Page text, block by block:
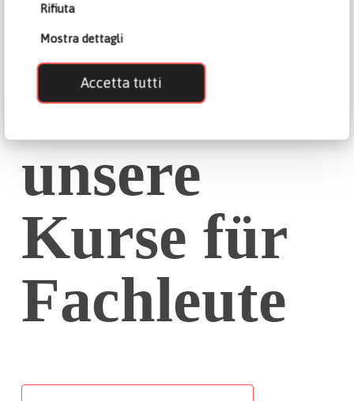
Rifiuta
Mostra dettagli
Accetta tutti
Entdecken
Sie alle
unsere
Kurse für
Fachleute